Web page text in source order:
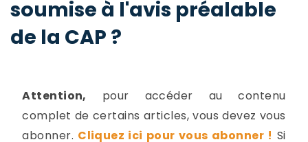
soumise à l'avis préalable
de la CAP ?
Attention, pour accéder au contenu
complet de certains articles, vous devez vous
abonner. Cliquez ici pour vous abonner ! Si